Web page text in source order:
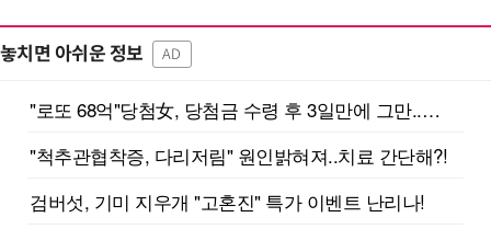
놓치면 아쉬운 정보 AD